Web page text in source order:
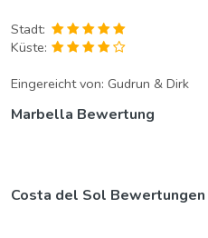
Stadt:
Küste:
Eingereicht von: Gudrun & Dirk
Marbella Bewertung
Costa del Sol Bewertungen